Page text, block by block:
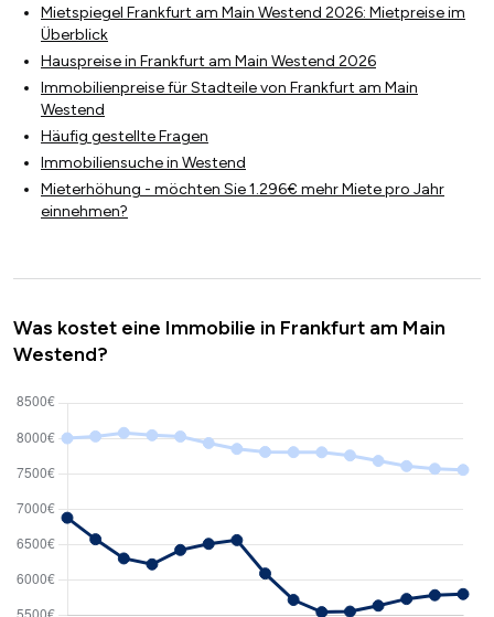
Mietspiegel Frankfurt am Main Westend 2026: Mietpreise im
Überblick
Hauspreise in Frankfurt am Main Westend 2026
Immobilienpreise für Stadteile von Frankfurt am Main
Westend
Häufig gestellte Fragen
Immobiliensuche in Westend
Mieterhöhung - möchten Sie 1.296€ mehr Miete pro Jahr
einnehmen?
Was kostet eine Immobilie in Frankfurt am Main
Westend?